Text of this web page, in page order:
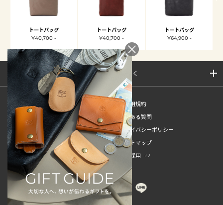
トートバッグ
¥40,700 -
トートバッグ
¥40,700 -
トートバッグ
¥64,900 -
サイトマップを開く
新規会員登録
ご利用規約
ご利用ガイド
よくある質問
特定商取引法
プライバシーポリシー
お問い合わせ
サイトマップ
販売スタッフ中途採用
新卒採用